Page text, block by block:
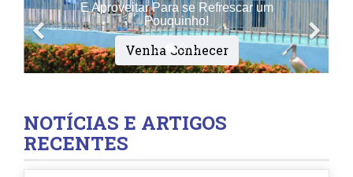
E Aproveitar Para se Refrescar um
Pouquinho!
Venha Conhecer
NOTÍCIAS E ARTIGOS
RECENTES